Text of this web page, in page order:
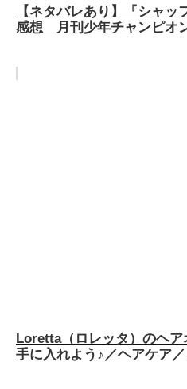
【ネタバレあり】『シャ
感想 月刊少年チャンピオ
Loretta（ロレッタ）のヘ
手に入れよう♪／ヘアケア